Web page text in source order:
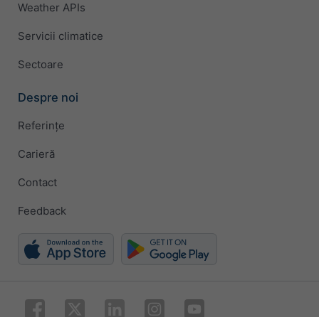
Weather APIs
Servicii climatice
Sectoare
Despre noi
Referințe
Carieră
Contact
Feedback